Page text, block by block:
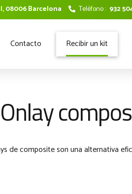
08006 Barcelona Teléfono : 932
Contacto Recibir un kit
de composite son una alternativa